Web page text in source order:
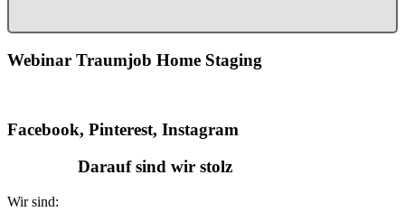
Webinar Traumjob Home Staging
Facebook, Pinterest, Instagram
Darauf sind wir stolz
Wir sind: